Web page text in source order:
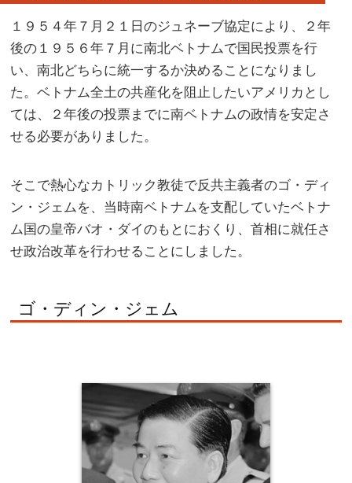
１９５４年７月２１日のジュネーブ協定により、２年
後の１９５６年７月に南北ベトナムで国民投票を行
い、南北どちらに統一するか決めることになりまし
た。ベトナム全土の共産化を阻止したいアメリカとし
ては、２年後の投票までに南ベトナムの政情を安定さ
せる必要がありました。
そこで熱心なカトリック教徒で反共主義者のゴ・ディ
ン・ジェムを、当時南ベトナムを支配していたベトナ
ム国の皇帝バオ・ダイのもとにおくり、首相に就任さ
せ政治改革を行わせることにしました。
ゴ・ディン・ジェム